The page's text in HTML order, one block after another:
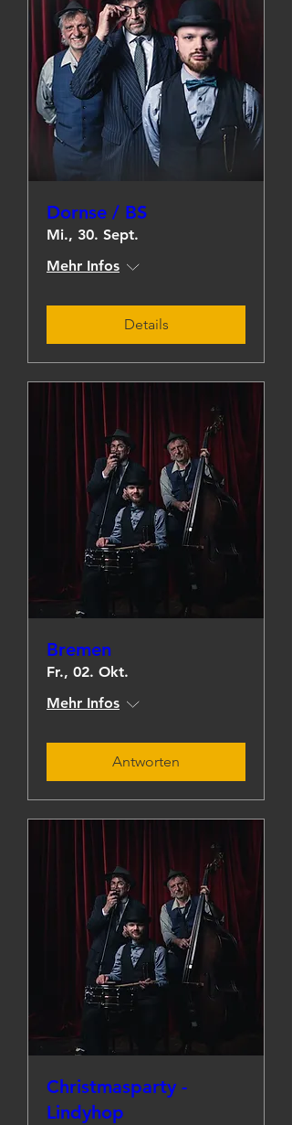
Dornse / BS
Mi., 30. Sept.
Mehr Infos
Details
Bremen
Fr., 02. Okt.
Mehr Infos
Antworten
Christmasparty -
Lindyhop